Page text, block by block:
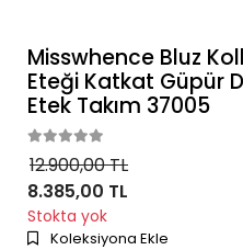
Misswhence Bluz
Eteği Katkat Güpür
Etek Takım 37005
12.900,00 TL
8.385,00 TL
Stokta yok
Koleksiyona Ekle